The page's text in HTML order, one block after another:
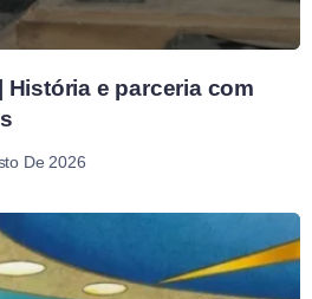
História e parceria com
De 2026